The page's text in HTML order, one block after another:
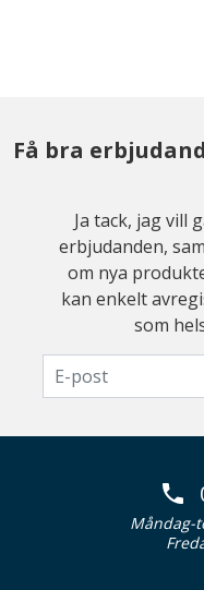
Få bra
Ja tack, jag vill
erbjudanden,
om nya
kan enkelt
som
Måndag-